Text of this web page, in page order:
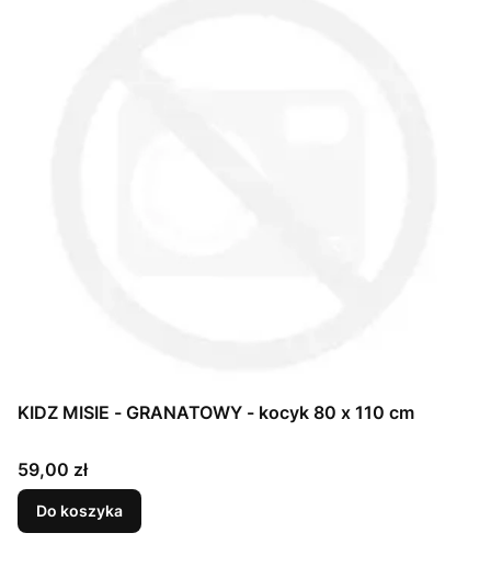
KIDZ MISIE - GRANATOWY - kocyk 80 x 110 cm
Cena
59,00 zł
Do koszyka